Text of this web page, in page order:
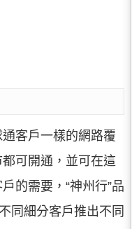
客戶一樣的網路覆
可開通，並可在這
的需要，“神州行”品
同細分客戶推出不同